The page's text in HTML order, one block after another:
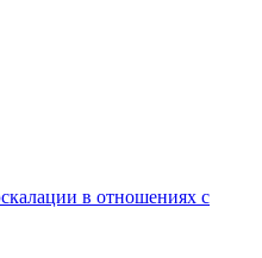
в отношениях с